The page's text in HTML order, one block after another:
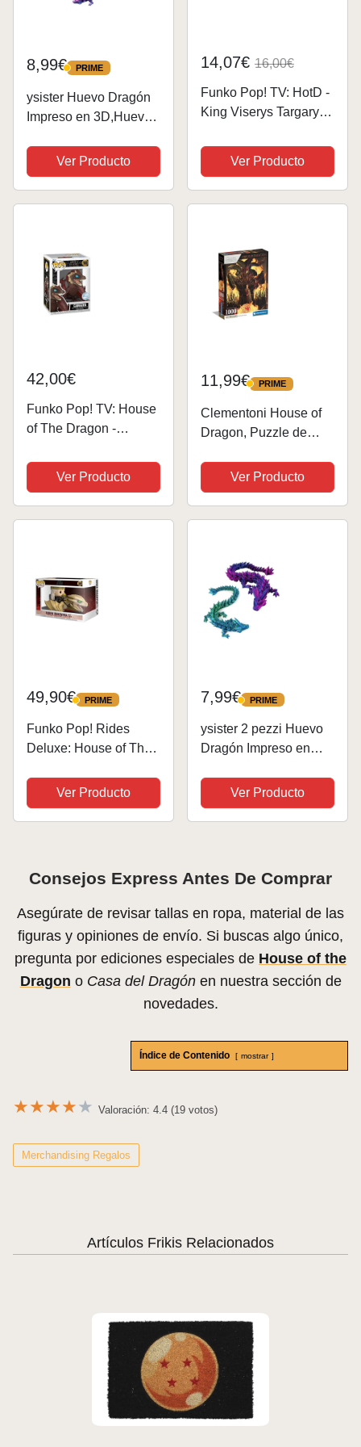
8,99€ PRIME
PRIME
ysister Huevo Dragón
Impreso en 3D,Huevo
Fidget de Huevo
Dragón Impreso en 3D,
Huevo Dragón con
Ver Producto
14,07€ 16,00€
Funko Pop! TV: HotD -
King Viserys Targaryen
The Dragon - Figura de
Vinilo Coleccionable -
Idea de Regalo-
Mercancia Oficial -
Ver Producto
42,00€
Funko Pop! TV: House
of The Dragon -
(Dragon)- Figura de
Vinilo Coleccionable -
Idea de Regalo -
Ver Producto
11,99€ PRIME
PRIME
Clementoni House of
Dragon, Puzzle de
Adultos y Niños de 14
Años, Caja Compacta,
Juego de Habilidad
Ver Producto
49,90€ PRIME
PRIME
Funko Pop! Rides
Deluxe: House of The
Rhaenyra with Syrax -
Figura de Vinilo
Coleccionable - Idea
Ver Producto
7,99€ PRIME
PRIME
ysister 2 pezzi Huevo
Dragón Impreso en
Juguete Fidget de
Huevo Dragón Impreso
en 3D, Huevo Dragón
Ver Producto
Consejos Express Antes De Comprar
Asegúrate de revisar tallas en ropa, material de las
figuras y opiniones de envío. Si buscas algo único,
pregunta por ediciones especiales de House of the
Dragon o Casa del Dragónen nuestra sección de
novedades.
Índice de Contenido mostrar
★★★★★ Valoración: 4.4 (19 votos)
Merchandising Regalos
Artículos Frikis Relacionados